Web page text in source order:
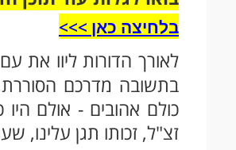
בלחיצה כאן >>>​
לאורך הדורות ליוו את
בתשובה מדרכם
כולם אהובים - אולם
זצ"ל, זכותו תגן עלינו,